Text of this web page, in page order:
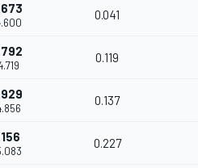
0.041
0.119
0.137
0.227